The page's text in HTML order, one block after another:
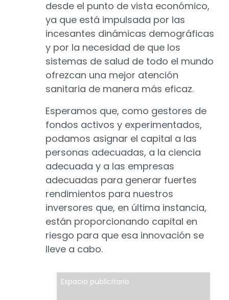
desde el punto de vista económico,
ya que está impulsada por las
incesantes dinámicas demográficas
y por la necesidad de que los
sistemas de salud de todo el mundo
ofrezcan una mejor atención
sanitaria de manera más eficaz.
Esperamos que, como gestores de
fondos activos y experimentados,
podamos asignar el capital a las
personas adecuadas, a la ciencia
adecuada y a las empresas
adecuadas para generar fuertes
rendimientos para nuestros
inversores que, en última instancia,
están proporcionando capital en
riesgo para que esa innovación se
lleve a cabo.
Espacio publicitario